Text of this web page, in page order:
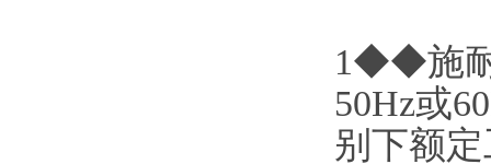
1◆◆施耐
50Hz或
别下额